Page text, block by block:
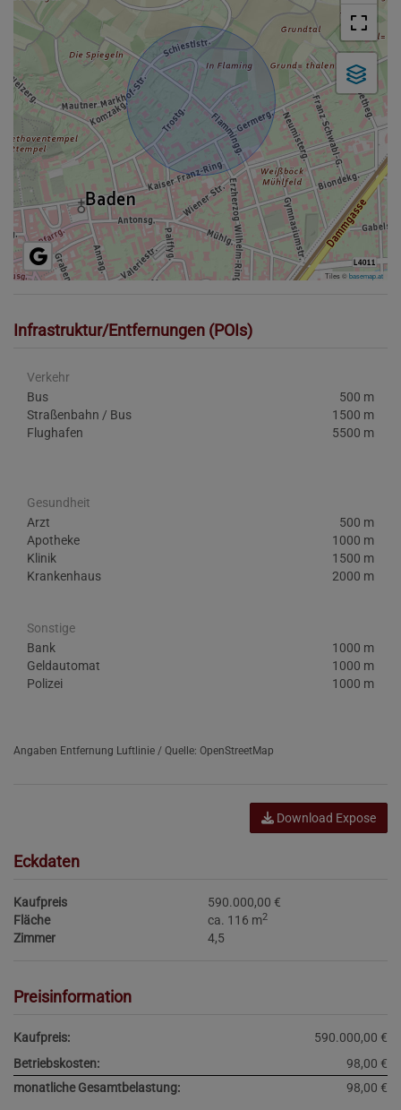
Tiles ©basemap.at
Infrastruktur/Entfernungen (POIs)
Verkehr
Bus
500 m
Straßenbahn / Bus
1500 m
Flughafen
5500 m
Gesundheit
Arzt
500 m
Apotheke
1000 m
Klinik
1500 m
Krankenhaus
2000 m
Sonstige
Bank
1000 m
Geldautomat
1000 m
Polizei
1000 m
Angaben Entfernung Luftlinie / Quelle: OpenStreetMap
Download Expose
Eckdaten
Kaufpreis
590.000,00 €
Fläche
ca. 116 m2
Zimmer 4,5
Preisinformation
Kaufpreis:
590.000,00 €
Betriebskosten:
98,00 €
monatliche Gesamtbelastung:
98,00 €